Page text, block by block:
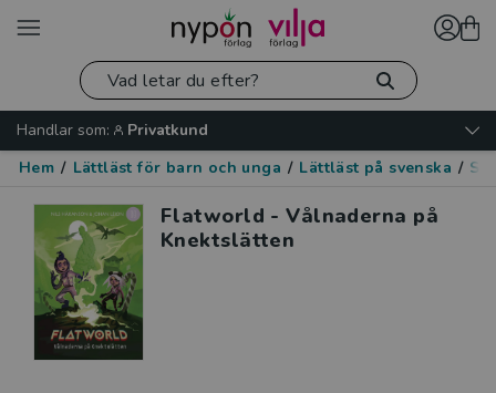
Handlar som:
Privatkund
Hem / Lättläst för barn och unga / Lättläst på svenska /
Flatworld - Vålnaderna på
Knektslätten